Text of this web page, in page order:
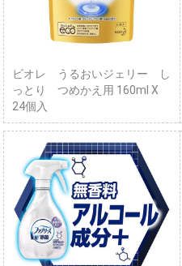
ビオレ うるおいジェリー し
っとり つめかえ用 160ml X
24個入